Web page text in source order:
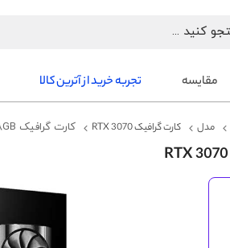
مقایسه تجربه خرید از آترین کالا
مدل کارت گرافیک RTX 3070 کارت گرافیک RTX 3070 EVGA XC3 BLACK GAMING 8GB